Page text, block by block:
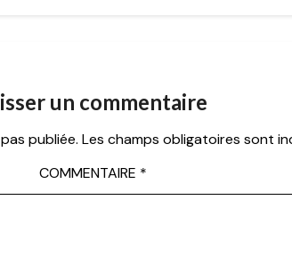
un commentaire
publiée. Les champs obligatoires sont
COMMENTAIRE *